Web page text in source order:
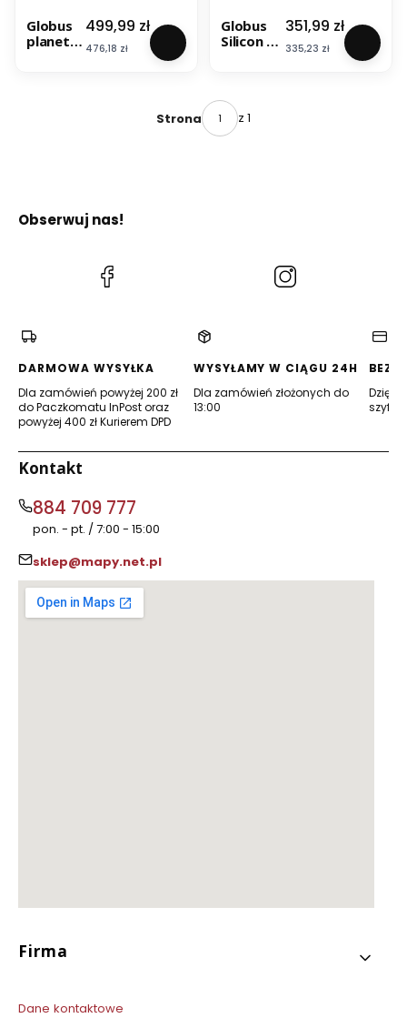
Globus
planety
Cena
499,99 zł
Cena
476,18 zł
Globus
Silicon 30
a.
Podświet
lany.
Cena
351,99 zł
Cena
335,23 zł
Strona z 1
Obserwuj nas!
(Otwiera
DARMOWA WYSYŁKA
Dla zamówień powyżej 200 zł
do Paczkomatu InPost oraz
powyżej 400 zł Kurierem DPD
WYSYŁAMY W CIĄGU 24H
Dla zamówień złożonych do
13:00
Dzięki
Kontakt
884 709 777
pon. - pt. / 7:00 - 15:00
sklep@mapy.net.pl
Linki w stopce
Firma
Dane kontaktowe